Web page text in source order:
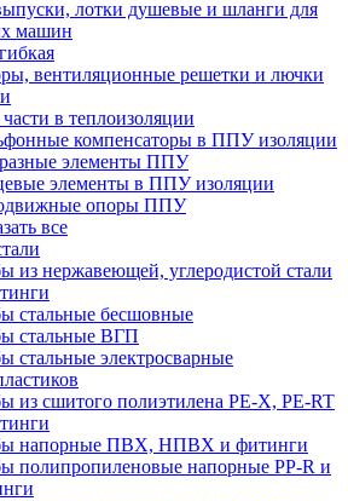
лотки душевые и шланги для
машин
вентиляционные решетки и лючки
в теплоизоляции
компенсаторы в ППУ изоляции
элементы ППУ
элементы в ППУ изоляции
опоры ППУ
все
из нержавеющей, углеродистой стали
стальные бесшовные
стальные ВГП
стальные электросварные
из сшитого полиэтилена PE-X, PE-RT
напорные ПВХ, НПВХ и фитинги
полипропиленовые напорные PP-R и